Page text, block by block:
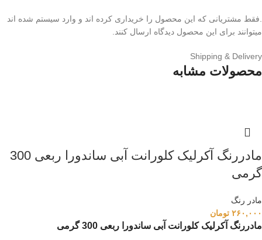
.فقط مشتریانی که این محصول را خریداری کرده اند و وارد سیستم شده اند
میتوانند برای این محصول دیدگاه ارسال کنند.
Shipping & Delivery
محصولات مشابه
مادررنگ آکرلیک کلورانت آبی ساندورا ربعی 300
گرمی
مادر رنگ
۲۶۰,۰۰۰ تومان
مادررنگ آکرلیک کلورانت آبی ساندورا ربعی 300 گرمی